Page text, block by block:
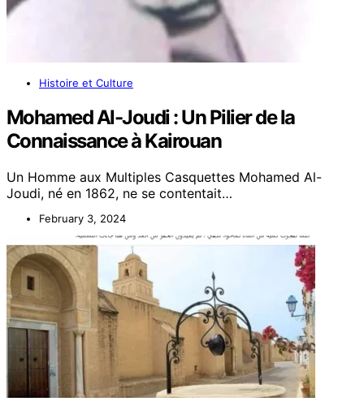
Histoire et Culture
Mohamed Al-Joudi : Un Pilier de la
Connaissance à Kairouan
Un Homme aux Multiples Casquettes Mohamed Al-
Joudi, né en 1862, ne se contentait…
February 3, 2024